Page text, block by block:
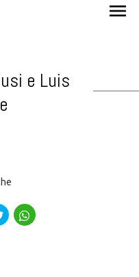
menu
e Luis